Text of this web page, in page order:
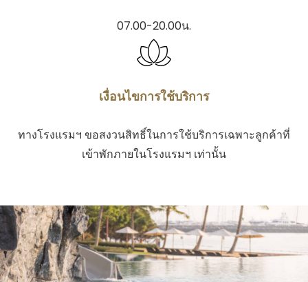
07.00-20.00น.
เงื่อนไขการใช้บริการ
ทางโรงแรมฯ ขอสงวนสิทธิ์ในการใช้บริการเฉพาะลูกค้าที่
เข้าพักภายในโรงแรมฯ เท่านั้น